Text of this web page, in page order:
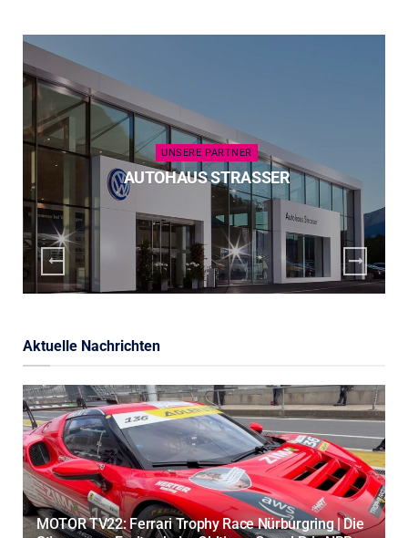
UNSERE PARTNER
AUTOHAUS STRASSER
Aktuelle Nachrichten
MOTOR TV22: Ferrari Trophy Race Nürburgring | Die